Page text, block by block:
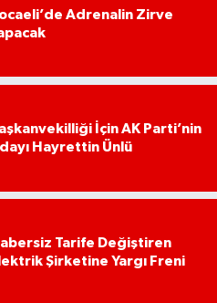
Adrenalin Zirve
İçin AK Parti’nin
Hayrettin Ünlü
Tarife Değiştiren
Şirketine Yargı Freni